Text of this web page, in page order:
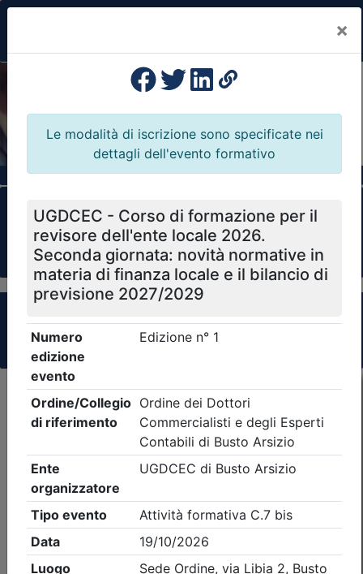
×
Previous
Il portale della formazione per Ordini e
Collegi Professionali
Clicca qui - espandi la sezione dei filtri ricerca
eventi
Criteri di ricerca applicati:
- Tipo Ordine/collegio:Dott. Comm. E.C.- Ordine:
Busto Arsizio
- Eventi in programma dal
8/8/2026
iCal Feed RSS